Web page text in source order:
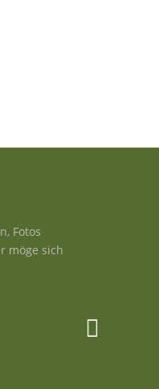
Fotos
möge sich